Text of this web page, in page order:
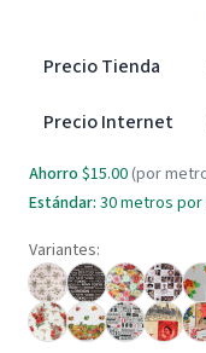
Precio Tienda
Precio Internet
Ahorro $15.00 (por
Estándar: 30 metros
Variantes: